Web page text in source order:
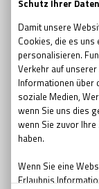
escape
no escape
Ostern